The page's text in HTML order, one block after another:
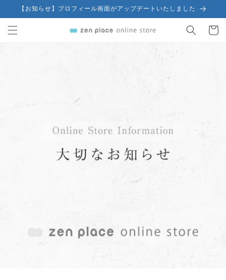
ンツに
進む
【お知らせ】プロフィール画面がアップデートいたしました
カ
ー